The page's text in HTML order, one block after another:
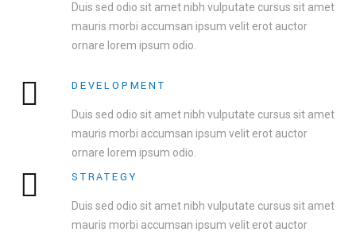
Duis sed odio sit amet nibh vulputate cursus sit amet
mauris morbi accumsan ipsum velit erot auctor
ornare lorem ipsum odio.
DEVELOPMENT
Duis sed odio sit amet nibh vulputate cursus sit amet
mauris morbi accumsan ipsum velit erot auctor
ornare lorem ipsum odio.
STRATEGY
Duis sed odio sit amet nibh vulputate cursus sit amet
mauris morbi accumsan ipsum velit erot auctor